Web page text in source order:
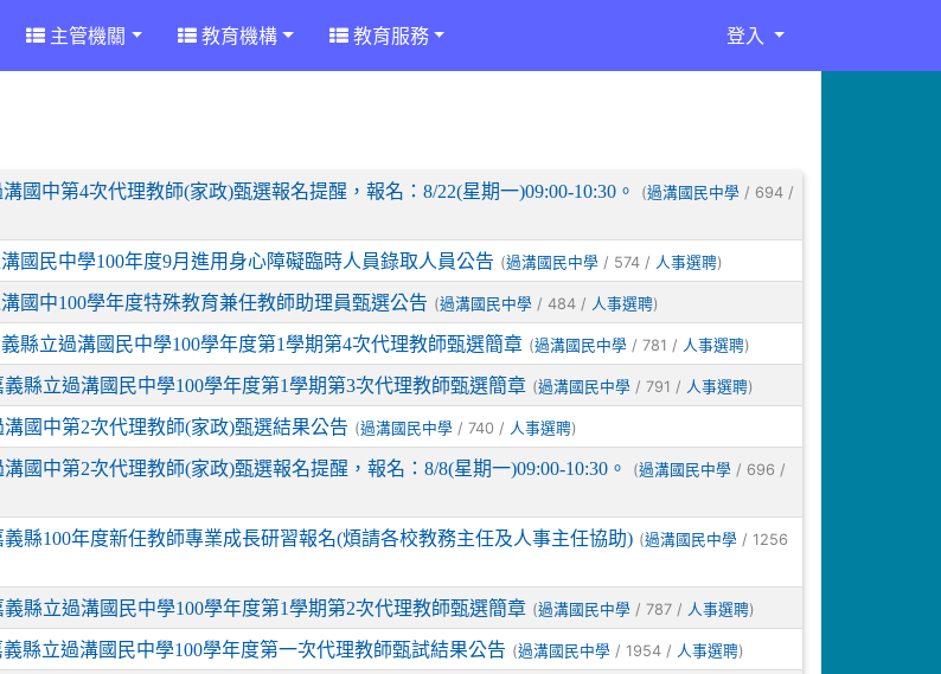
主管機關 教育機構 教育服務 登入
國中第4次代理教師(家政)甄選報名提醒，報名：8/22(星期一)09:00-10:30。 (過溝國民中學 / 694 /
國民中學100年度9月進用身心障礙臨時人員錄取人員公告 (過溝國民中學 / 574 / 人事選聘)
國中100學年度特殊教育兼任教師助理員甄選公告 (過溝國民中學 / 484 / 人事選聘)
縣立過溝國民中學100學年度第1學期第4次代理教師甄選簡章 (過溝國民中學 / 781 / 人事選聘)
義縣立過溝國民中學100學年度第1學期第3次代理教師甄選簡章 (過溝國民中學 / 791 / 人事選聘)
溝國中第2次代理教師(家政)甄選結果公告 (過溝國民中學 / 740 / 人事選聘)
溝國中第2次代理教師(家政)甄選報名提醒，報名：8/8(星期一)09:00-10:30。 (過溝國民中學 / 696 /
義縣100年度新任教師專業成長研習報名(煩請各校教務主任及人事主任協助) (過溝國民中學 / 1256
義縣立過溝國民中學100學年度第1學期第2次代理教師甄選簡章 (過溝國民中學 / 787 / 人事選聘)
義縣立過溝國民中學100學年度第一次代理教師甄試結果公告 (過溝國民中學 / 1954 / 人事選聘)